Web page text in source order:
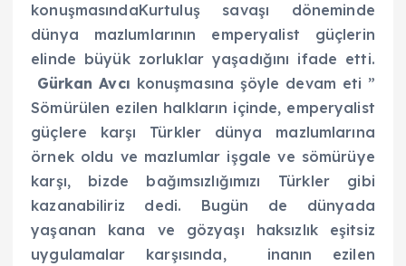
konuşmasındaKurtuluş savaşı döneminde
dünya mazlumlarının emperyalist güçlerin
elinde büyük zorluklar yaşadığını ifade etti.
Gürkan Avcı konuşmasına şöyle devam eti ”
Sömürülen ezilen halkların içinde, emperyalist
güçlere karşı Türkler dünya mazlumlarına
örnek oldu ve mazlumlar işgale ve sömürüye
karşı, bizde bağımsızlığımızı Türkler gibi
kazanabiliriz dedi. Bugün de dünyada
yaşanan kana ve gözyaşı haksızlık eşitsiz
uygulamalar karşısında, inanın ezilen